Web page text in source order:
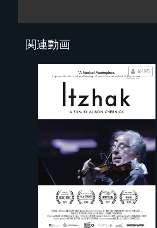
関連動画
¥495